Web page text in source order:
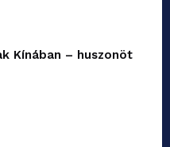
Kínában – huszonöt